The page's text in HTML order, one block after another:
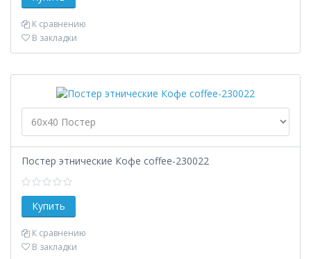
К сравнению
В закладки
Постер этнические Кофе coffee-230022
К сравнению
В закладки